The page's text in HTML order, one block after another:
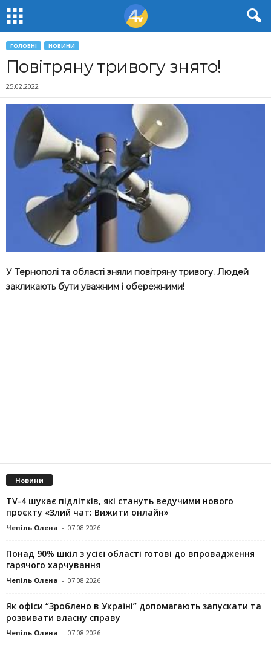
ГОЛОВНІ НОВИНИ
Повітряну тривогу знято!
25.02.2022
У Тернополі та області зняли повітряну тривогу. Людей
закликають бути уважним і обережними!
Новини
TV-4 шукає підлітків, які стануть ведучими нового
проєкту «Злий чат: Вижити онлайн»
Чепіль Олена - 07.08.2026
Понад 90% шкіл з усієї області готові до впровадження
гарячого харчування
Чепіль Олена - 07.08.2026
Як офіси “Зроблено в Україні” допомагають запускaти та
розвивати власну справу
Чепіль Олена - 07.08.2026